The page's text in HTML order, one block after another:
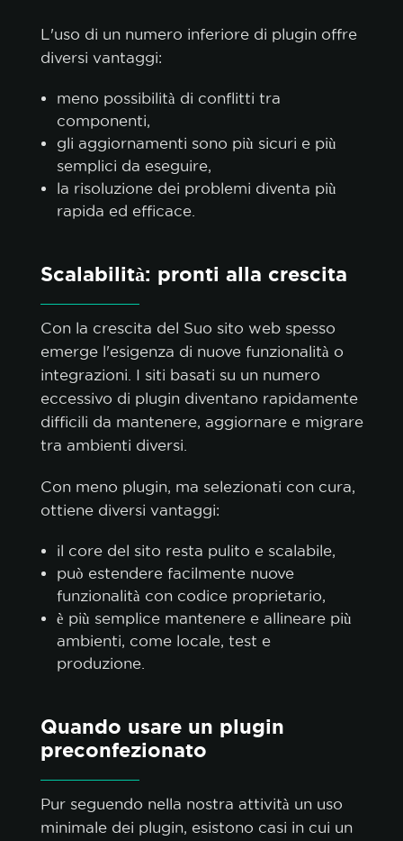
L'uso di un numero inferiore di plugin offre
diversi vantaggi:
meno possibilità di conflitti tra
componenti,
gli aggiornamenti sono più sicuri e più
semplici da eseguire,
la risoluzione dei problemi diventa più
rapida ed efficace.
Scalabilità: pronti alla crescita
Con la crescita del Suo sito web spesso
emerge l'esigenza di nuove funzionalità o
integrazioni. I siti basati su un numero
eccessivo di plugin diventano rapidamente
difficili da mantenere, aggiornare e migrare
tra ambienti diversi.
Con meno plugin, ma selezionati con cura,
ottiene diversi vantaggi:
il core del sito resta pulito e scalabile,
può estendere facilmente nuove
funzionalità con codice proprietario,
è più semplice mantenere e allineare più
ambienti, come locale, test e
produzione.
Quando usare un plugin
preconfezionato
Pur seguendo nella nostra attività un uso
minimale dei plugin, esistono casi in cui un